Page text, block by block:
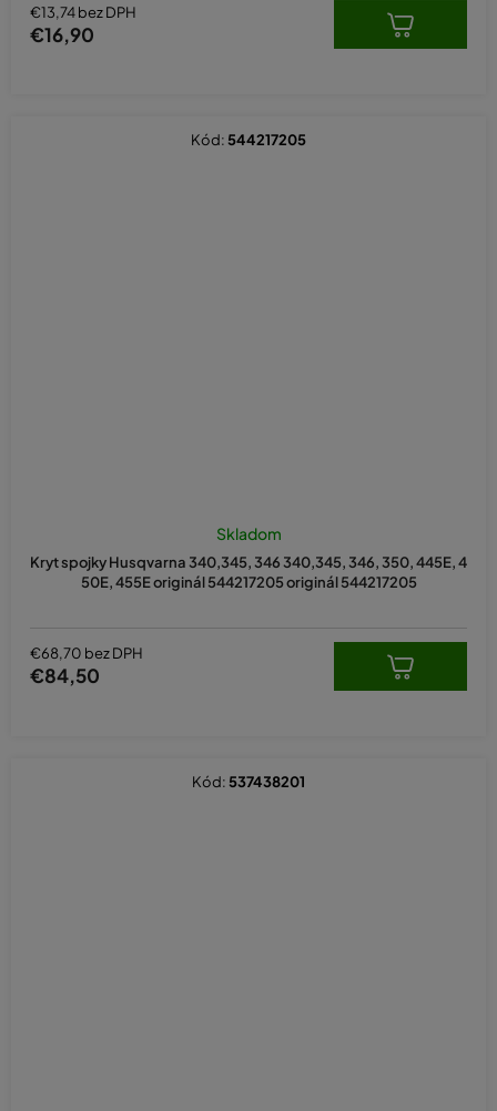
€13,74 bez DPH
€16,90
Kryt spojky Husqvarna 340,345, 346 340,345, 346, 350, 445E, 4
50E, 455E originál 544217205 originál 544217205
Skladom
€68,70 bez DPH
€84,50
Kód: 544217205
Kód: 537438201